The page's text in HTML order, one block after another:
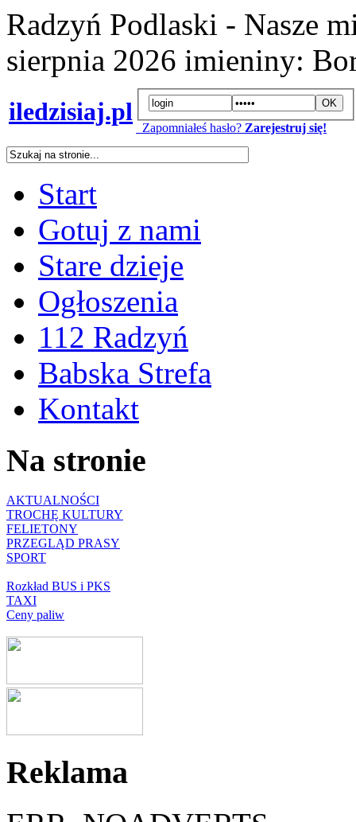
Radzyń Podlaski - Nasze
sierpnia 2026 imieniny:
iledzisiaj.pl
Zapomniałeś hasło? Zarejestruj się!
Start
Gotuj z nami
Stare dzieje
Ogłoszenia
112 Radzyń
Babska Strefa
Kontakt
Na stronie
AKTUALNOŚCI
TROCHĘ KULTURY
FELIETONY
PRZEGLĄD PRASY
SPORT
Rozkład BUS i PKS
TAXI
Ceny paliw
Reklama